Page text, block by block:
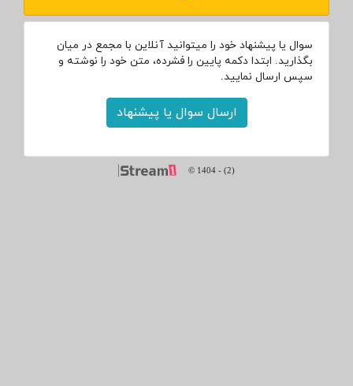
سوال یا پیشنهاد خود را میتوانید آنلاین با مجمع در میان
بگذارید. ابتدا دکمه پایین را فشرده، متن خود را نوشته و
سپس ارسال نمایید.
ارسال سوال یا پیشنهاد
© 1404 -(2)